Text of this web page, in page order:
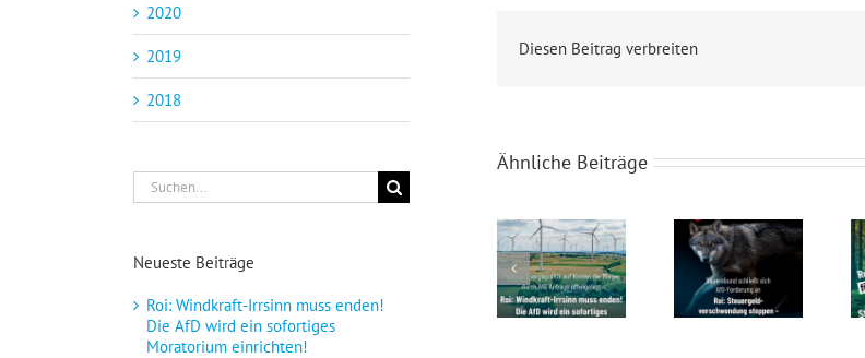
Deponieausbau
Diesen Beitrag verbreiten
Ähnliche Beiträge
2020
2019
2018
Suche
nach:
Neueste Beiträge
Roi: Windkraft-Irrsinn muss enden!
Die AfD wird ein sofortiges
Moratorium einrichten!